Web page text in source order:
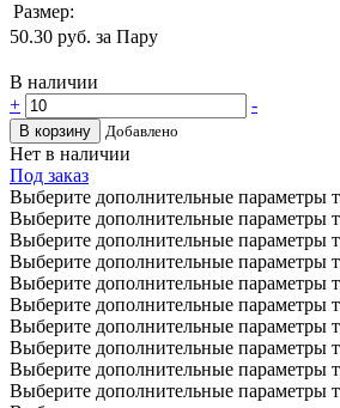
Размер:
50.30 руб. за Пару
В наличии
+
-
В корзину Добавлено
Нет в наличии
Под заказ
Выберите дополнительные параметры
Выберите дополнительные параметры
Выберите дополнительные параметры
Выберите дополнительные параметры
Выберите дополнительные параметры
Выберите дополнительные параметры
Выберите дополнительные параметры
Выберите дополнительные параметры
Выберите дополнительные параметры
Выберите дополнительные параметры